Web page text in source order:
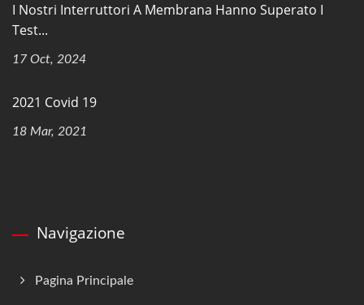
I Nostri Interruttori A Membrana Hanno Superato I
Test...
17 Oct, 2024
2021 Covid 19
18 Mar, 2021
Navigazione
Pagina Principale